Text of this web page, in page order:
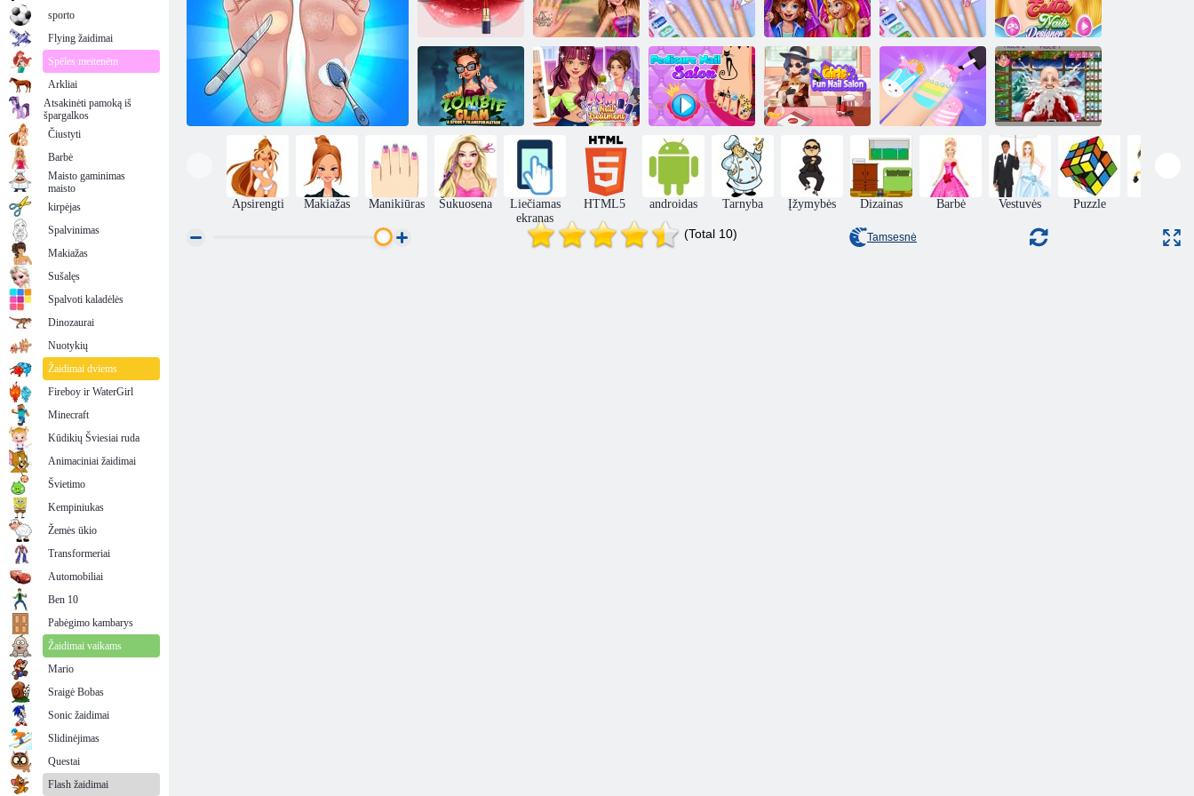
Asmr
simuliatorius
Garsenybių
pavasario
manikiūro
dizainas
Nagų salono
mergina
Bff apsipirkimo
šėlsmas
Nagų salono
mergaičių
žaidimai
Velykų nagų
dizaineris 2
Nuo zombio iki
„Glam A
Spooky“.
ASMR nagų
gydymas
Pedikiūro nagų
Girls Fun nagų
salonas
Girls Fun nagų
salonas
Santas
Nekilnojamasis
kirpimo
Apsirengti Makiažas Manikiūras Šukuosena
Liečiamas
ekranas
HTML5 androidas Tarnyba Įžymybės Dizainas Barbė Vestuvės Puzzle
(Total 10) Tamsesnė
sporto
Flying žaidimai
Spēles meitenēm
Arkliai
Atsakinėti pamoką iš
špargalkos
Čiustyti
Barbė
Maisto gaminimas
maisto
kirpėjas
Spalvinimas
Makiažas
Sušalęs
Spalvoti kaladėlės
Dinozaurai
Nuotykių
Žaidimai dviems
Fireboy ir WaterGirl
Minecraft
Kūdikių Šviesiai ruda
Animaciniai žaidimai
Švietimo
Kempiniukas
Žemės ūkio
Transformeriai
Automobiliai
Ben 10
Pabėgimo kambarys
Žaidimai vaikams
Mario
Sraigė Bobas
Sonic žaidimai
Slidinėjimas
Questai
Flash žaidimai